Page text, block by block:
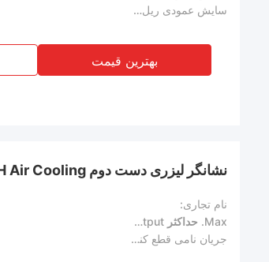
سایش عمودی ریل بال:
بهترین قیمت
نشانگر لیزری دست دوم Amada MIYACHI ML-7112AH Air Cooling
نام تجاری:
Max. حداکثر rated output
جریان نامی قطع کننده: